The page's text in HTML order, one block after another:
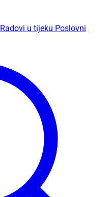
Radovi u tijeku Poslovni